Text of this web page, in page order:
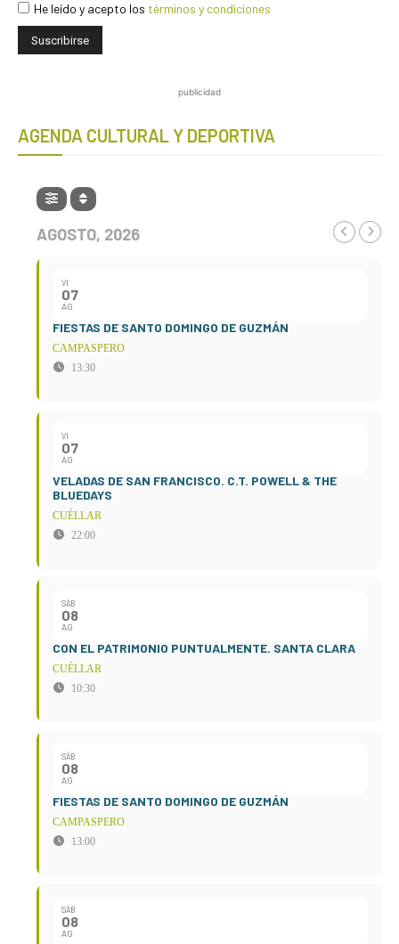
He leído y acepto los términos y condiciones
publicidad
AGENDA CULTURAL Y DEPORTIVA
AGOSTO, 2026
VI
07
AG
FIESTAS DE SANTO DOMINGO DE GUZMÁN
CAMPASPERO
13:30
VI
07
AG
VELADAS DE SAN FRANCISCO. C.T. POWELL & THE
BLUEDAYS
CUÉLLAR
22:00
SÁB
08
AG
CON EL PATRIMONIO PUNTUALMENTE. SANTA CLARA
CUÉLLAR
10:30
SÁB
08
AG
FIESTAS DE SANTO DOMINGO DE GUZMÁN
CAMPASPERO
13:00
SÁB
08
AG